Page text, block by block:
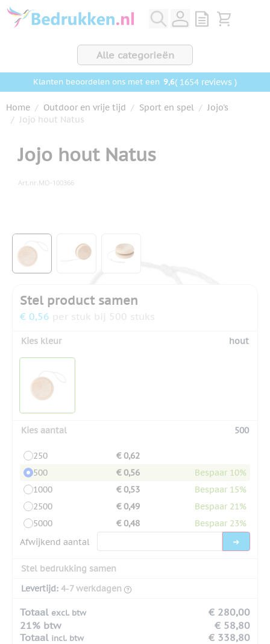
Ga naar de inhoud
View quote,
Bekijk
Alle categorieën
Klanten beoordelen ons met een 9,6( 1654 reviews )
Home / Outdoor en vrije tijd / Sport en spel / Jojo's
/ Jojo hout Natus
Jojo hout Natus
Art.nr. MO-100366
View larger imageView larger imageView larger image
Stel product samen
€ 0,56 per stuk bij 500 stuks
Kies kleur hout
Kies aantal 500
250
€ 0,62
500
€ 0,56
Bespaar 10%
1000
€ 0,53
Bespaar 15%
2500
€ 0,49
Bespaar 21%
5000
€ 0,48
Bespaar 23%
Afwijkend aantal
Stel bedrukking samen
Levertijd: 4-7 werkdagen
Totaal excl. btw
€ 280,00
21% btw
€ 58,80
Totaal incl. btw € 338,80